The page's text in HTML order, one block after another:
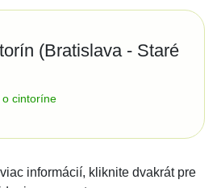
Bystrica
(Bratislava - Staré
č. 3 81102 Bratislava
cintoríne
informácií, kliknite dvakrát pre